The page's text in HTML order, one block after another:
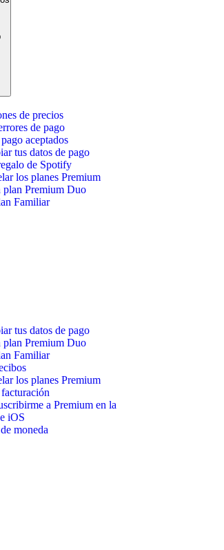
de precios
de pago
aceptados
tus datos de pago
de Spotify
los planes Premium
plan Premium Duo
Familiar
tus datos de pago
plan Premium Duo
Familiar
los planes Premium
a Premium en la
iOS
moneda